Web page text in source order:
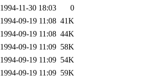
1994-11-30 18:03
0
1994-09-19 11:08 41K
1994-09-19 11:08 44K
1994-09-19 11:09 58K
1994-09-19 11:09 54K
1994-09-19 11:09 59K